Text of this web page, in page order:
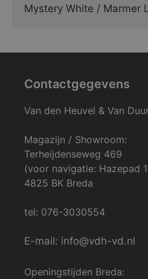
Mystery White / Marmer
Contactgegevens
Van den Heuvel & Van
Magazijn / Showroom:
Terheijdenseweg 469
(voor navigatie: Hazepad
4825 BK Breda
tel: 076-3030554
E-mail: info@vdh-vd.nl
Openingstijden Breda: